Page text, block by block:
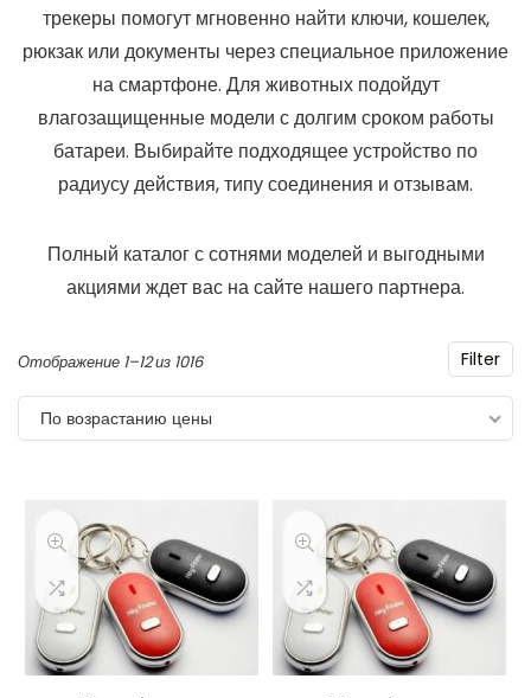
трекеры помогут мгновенно найти ключи, кошелек,
рюкзак или документы через специальное приложение
на смартфоне. Для животных подойдут
влагозащищенные модели с долгим сроком работы
батареи. Выбирайте подходящее устройство по
радиусу действия, типу соединения и отзывам.
Полный каталог с сотнями моделей и выгодными
акциями ждет вас на сайте нашего партнера.
Filter
Отображение 1–12 из 1016Цены:
по
возрастанию
По возрастанию цены